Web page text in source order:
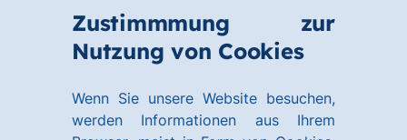
Zustimmmung zur
Nutzung von Cookies
Wenn Sie unsere Website besuchen,
werden Informationen aus Ihrem
Hauptinhalt